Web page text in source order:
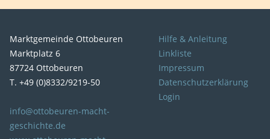
Marktgemeinde Ottobeuren
Marktplatz 6
87724 Ottobeuren
T. +49 (0)8332/9219-50
info@ottobeuren-macht-
geschichte.de
Hilfe & Anleitung
Linkliste
Impressum
Datenschutzerklärung
Login